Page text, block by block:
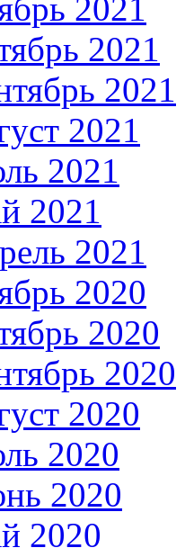
2021
2021
2021
2021
2021
2021
2021
2020
2020
2020
2020
2020
2020
2020